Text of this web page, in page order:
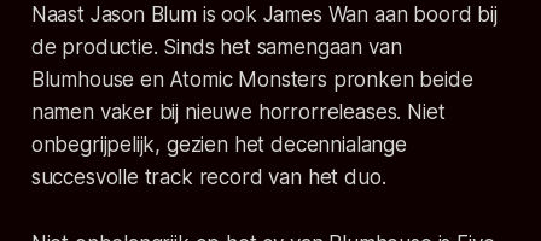
Naast Jason Blum is ook James Wan aan boord bij
de productie. Sinds het samengaan van
Blumhouse en Atomic Monsters pronken beide
namen vaker bij nieuwe horrorreleases. Niet
onbegrijpelijk, gezien het decennialange
succesvolle track record van het duo.